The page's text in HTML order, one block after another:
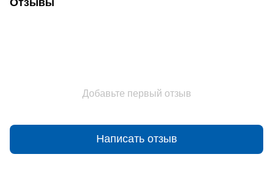
Добавьте первый отзыв
Написать отзыв